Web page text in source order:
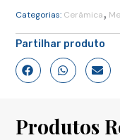
Categorias: Cerâmica,
Partilhar produto
Produtos